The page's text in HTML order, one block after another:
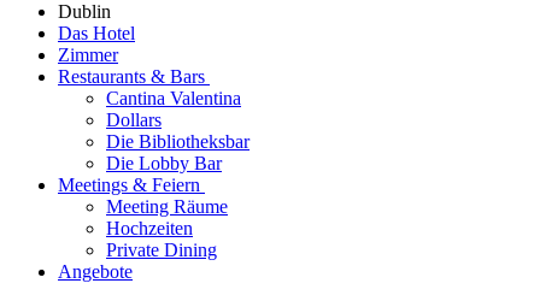
Dublin
Das Hotel
Zimmer
Restaurants & Bars
Cantina Valentina
Dollars
Die Bibliotheksbar
Die Lobby Bar
Meetings & Feiern
Meeting Räume
Hochzeiten
Private Dining
Angebote